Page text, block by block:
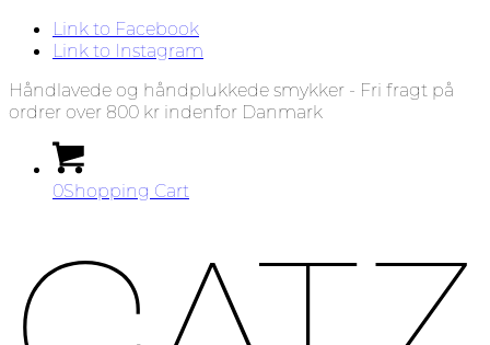
Link to Facebook
Link to Instagram
Håndlavede og håndplukkede smykker - Fri fragt på
ordrer over 800 kr indenfor Danmark
0Shopping Cart